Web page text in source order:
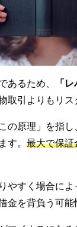
あるため、 「
取引よりもリス
の原理」を指
す。 最大で保証
やすく場合によ
金を背負う可能